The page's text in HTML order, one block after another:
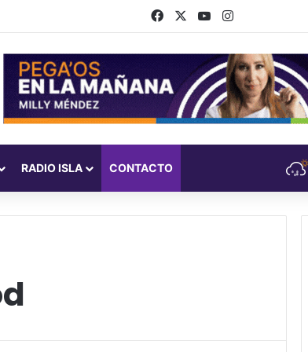
FacebookYouTubeInstagram
RADIO ISLA CONTACTO